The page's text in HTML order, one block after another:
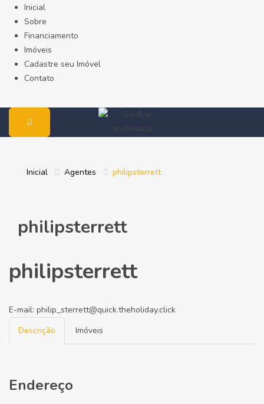
Inicial
Sobre
Financiamento
Imóveis
Cadastre seu Imóvel
Contato
Inicial Agentes philipsterrett
philipsterrett
philipsterrett
E-mail: philip_sterrett@quick.theholiday.click
Descrição
Imóveis
Endereço